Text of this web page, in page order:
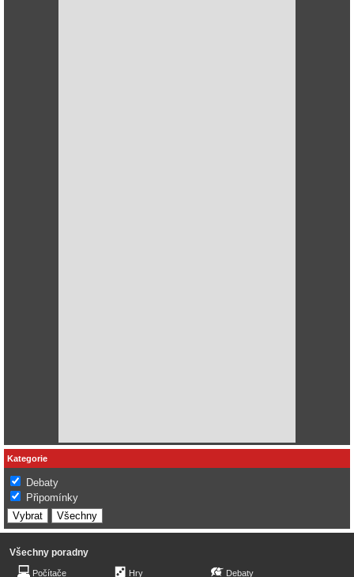
Kategorie
Debaty
Připomínky
Všechny poradny
Počítače Hry Debaty